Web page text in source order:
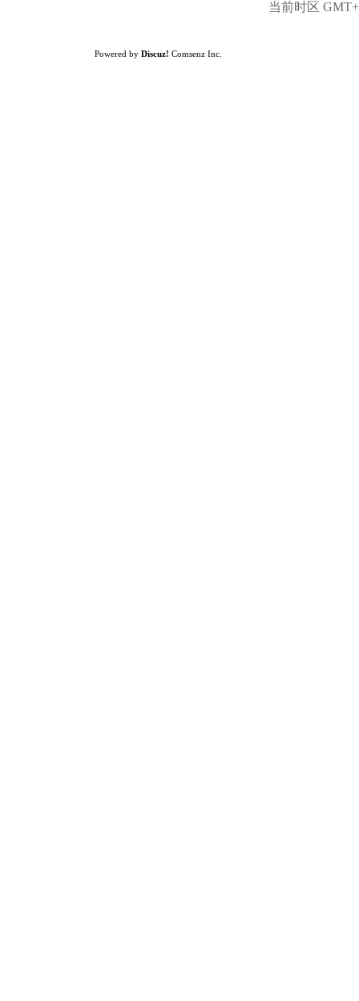
当前时区
Powered by Discuz! Comsenz Inc.